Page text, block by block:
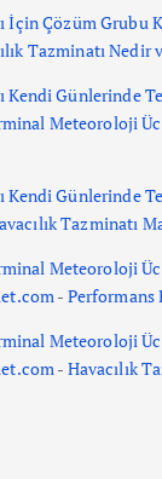
İçin Çözüm Grubu
Tazminatı Nedir
Kendi Günlerinde
Meteoroloji
Kendi Günlerinde
Tazminatı
Meteoroloji
- Performans
Meteoroloji
- Havacılık